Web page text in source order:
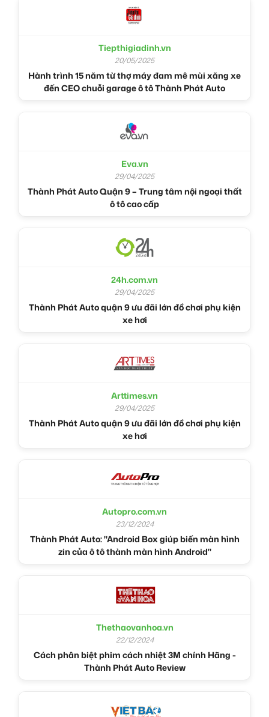
Tiepthigiadinh.vn
20/05/2025
Hành trình 15 năm từ thợ máy đam mê mùi xăng xe
đến CEO chuỗi garage ô tô Thành Phát Auto
Eva.vn
29/04/2025
Thành Phát Auto Quận 9 – Trung tâm nội ngoại thất
ô tô cao cấp
24h.com.vn
29/04/2025
Thành Phát Auto quận 9 ưu đãi lớn đồ chơi phụ kiện
xe hơi
Arttimes.vn
29/04/2025
Thành Phát Auto quận 9 ưu đãi lớn đồ chơi phụ kiện
xe hơi
Autopro.com.vn
23/12/2024
Thành Phát Auto: "Android Box giúp biến màn hình
zin của ô tô thành màn hình Android"
Thethaovanhoa.vn
22/12/2024
Cách phân biệt phim cách nhiệt 3M chính Hãng -
Thành Phát Auto Review